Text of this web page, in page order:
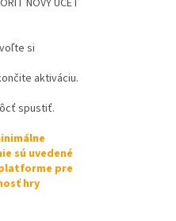
NOVÝ ÚČET
si
aktiváciu.
spustiť.
sú uvedené
pre
hry